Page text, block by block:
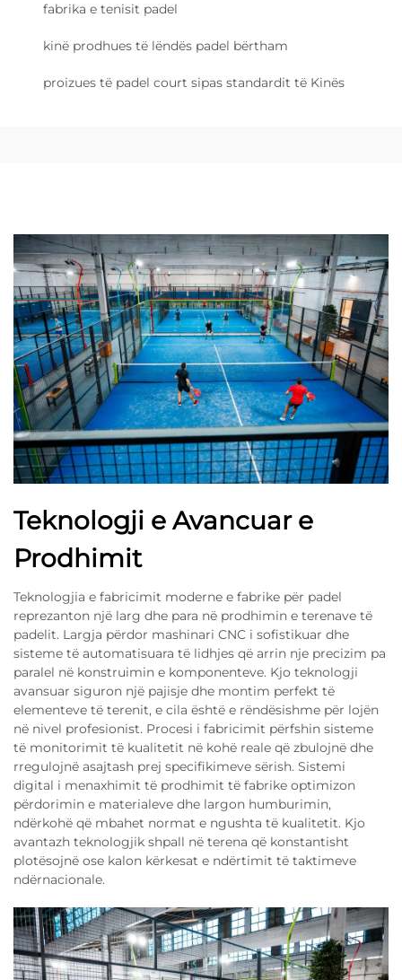
fabrika e tenisit padel
kinë prodhues të lëndës padel bërtham
proizues të padel court sipas standardit të Kinës
Teknologji e Avancuar e
Prodhimit
Teknologjia e fabricimit moderne e fabrike për padel
reprezanton një larg dhe para në prodhimin e terenave të
padelit. Largja përdor mashinari CNC i sofistikuar dhe
sisteme të automatisuara të lidhjes që arrin nje precizim pa
paralel në konstruimin e komponenteve. Kjo teknologji
avansuar siguron një pajisje dhe montim perfekt të
elementeve të terenit, e cila është e rëndësishme për lojën
në nivel profesionist. Procesi i fabricimit përfshin sisteme
të monitorimit të kualitetit në kohë reale që zbulojnë dhe
rregulojnë asajtash prej specifikimeve sërish. Sistemi
digital i menaxhimit të prodhimit të fabrike optimizon
përdorimin e materialeve dhe largon humburimin,
ndërkohë që mbahet normat e ngushta të kualitetit. Kjo
avantazh teknologjik shpall në terena që konstantisht
plotësojnë ose kalon kërkesat e ndërtimit të taktimeve
ndërnacionale.